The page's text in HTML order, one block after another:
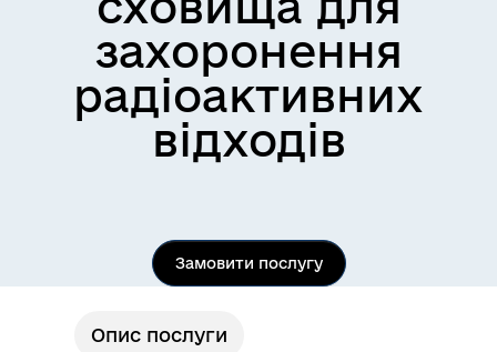
захоронення
радіоактивних
відходів
Замовити послугу
Опис послуги